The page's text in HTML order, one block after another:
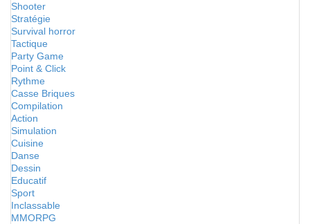
Shooter
Stratégie
Survival horror
Tactique
Party Game
Point & Click
Rythme
Casse Briques
Compilation
Action
Simulation
Cuisine
Danse
Dessin
Educatif
Sport
Inclassable
MMORPG